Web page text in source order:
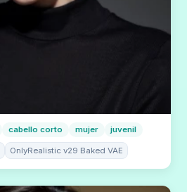
cabello corto mujer juvenil
OnlyRealistic v29 Baked VAE